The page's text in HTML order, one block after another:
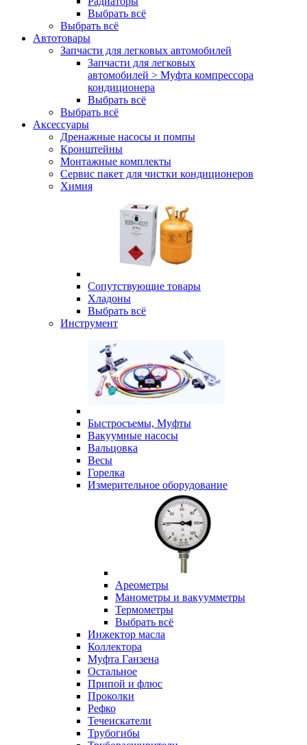
Выбрать всё
Выбрать всё
Автотовары
Запчасти для легковых автомобилей
Запчасти для легковых
автомобилей > Муфта компрессора
кондиционера
Выбрать всё
Выбрать всё
Аксессуары
Дренажные насосы и помпы
Кронштейны
Монтажные комплекты
Сервис пакет для чистки кондиционеров
Химия
Сопутствующие товары
Хладоны
Выбрать всё
Инструмент
Быстросъемы, Муфты
Вакуумные насосы
Вальцовка
Весы
Горелка
Измерительное оборудование
Ареометры
Манометры и вакуумметры
Термометры
Выбрать всё
Инжектор масла
Коллектора
Муфта Ганзена
Остальное
Припой и флюс
Проколки
Рефко
Течеискатели
Трубогибы